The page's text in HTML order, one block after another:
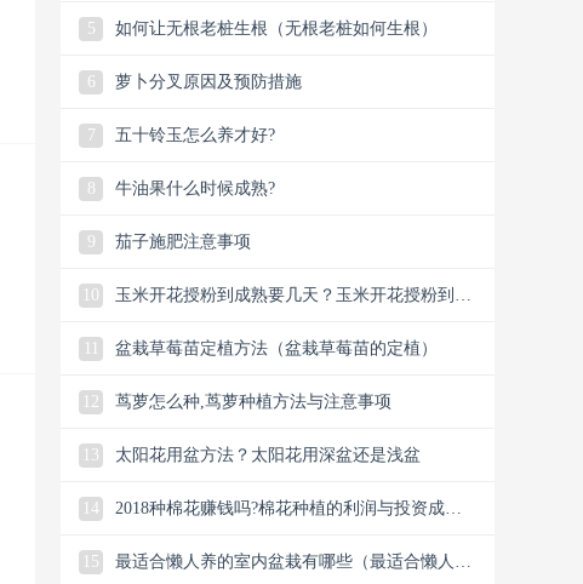
5 如何让无根老桩生根（无根老桩如何生根）
6 萝卜分叉原因及预防措施
7 五十铃玉怎么养才好?
8 牛油果什么时候成熟?
9 茄子施肥注意事项
10
玉米开花授粉到成熟要几天？玉米开花授粉到成
盆栽草莓苗定植方法（盆栽草莓苗的定植）
12 茑萝怎么种,茑萝种植方法与注意事项
13 太阳花用盆方法？太阳花用深盆还是浅盆
14
2018种棉花赚钱吗?棉花种植的利润与投资成本
15
最适合懒人养的室内盆栽有哪些（最适合懒人养